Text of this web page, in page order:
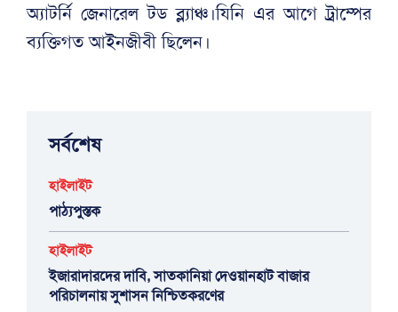
অ্যাটর্নি জেনারেল টড ব্ল্যাঞ্চ।যিনি এর আগে ট্রাম্পের
ব্যক্তিগত আইনজীবী ছিলেন।
সর্বশেষ
হাইলাইট
পাঠ্যপুস্তক
হাইলাইট
ইজারাদারদের দাবি, সাতকানিয়া দেওয়ানহাট বাজার
পরিচালনায় সুশাসন নিশ্চিতকরণের